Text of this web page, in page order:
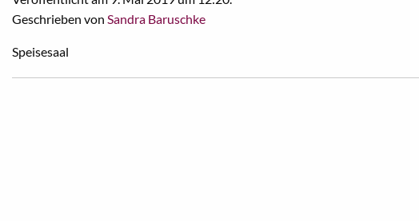
Geschrieben von Sandra Baruschke
Speisesaal